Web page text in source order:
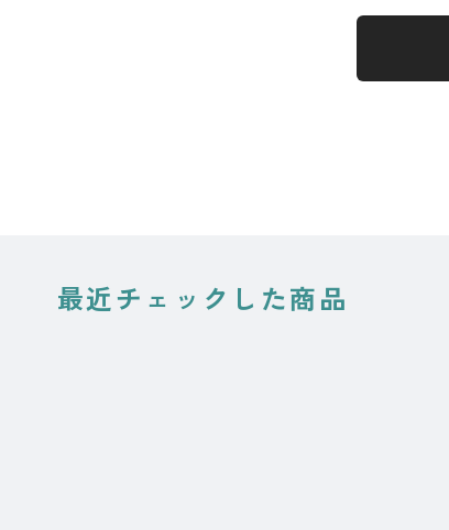
最近チェックした商品